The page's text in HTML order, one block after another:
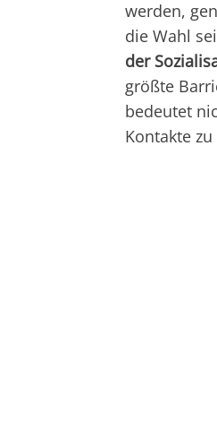
werden,
die Wahl
der
größte
bedeutet
Kontakte